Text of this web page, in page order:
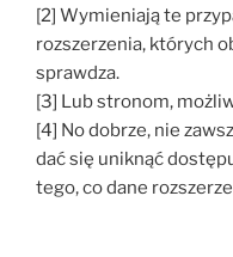
[2] Wymieniają te
rozszerzenia, których
sprawdza.
[3] Lub stronom,
[4] No dobrze, nie
dać się uniknąć
tego, co dane